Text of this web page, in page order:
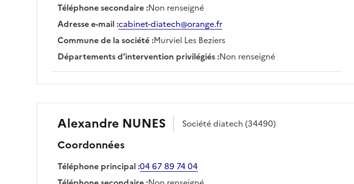
Téléphone secondaire:Non renseigné
Adresse e-mail:cabinet-diatech@orange.fr
Commune de la société:Murviel Les Beziers
Départements d’intervention privilégiés:Non renseigné
Alexandre NUNES Sociétédiatech (34490)
Coordonnées
Téléphone principal:04 67 89 74 04